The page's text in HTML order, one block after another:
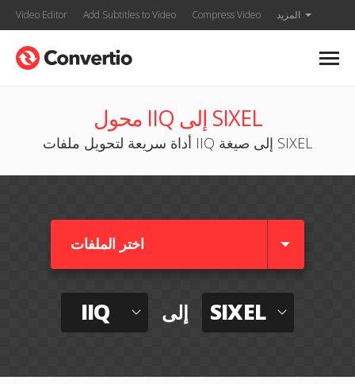
Video Editor Add Subtitles to Video Compress Video المزيد
محول IIQ إلى SIXEL
أداة سريعة لتحويل ملفات IIQ إلى صيغة SIXEL
اختر الملفات
IIQ إلى SIXEL